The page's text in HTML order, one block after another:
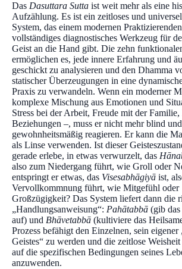
Das Dasuttara Sutta ist weit mehr als eine
Aufzählung. Es ist ein zeitloses und
System, das einem modernen
vollständiges diagnostisches Werkzeug für
Geist an die Hand gibt. Die zehn
ermöglichen es, jede innere Erfahrung und
geschickt zu analysieren und den Dhamma
statischer Überzeugungen in eine
Praxis zu verwandeln. Wenn ein moderner
komplexe Mischung aus Emotionen und
Stress bei der Arbeit, Freude mit der
Beziehungen –, muss er nicht mehr blind und
gewohnheitsmäßig reagieren. Er kann die
als Linse verwenden. Ist dieser
gerade erlebe, in etwas verwurzelt, das
also zum Niedergang führt, wie Groll oder
entspringt er etwas, das Visesabhāgiyā ist,
Vervollkommnung führt, wie Mitgefühl oder
Großzügigkeit? Das System liefert dann die
„Handlungsanweisung“: Pahātabbā (gib
auf) und Bhāvetabbā (kultiviere das
Prozess befähigt den Einzelnen, sein eigener
Geistes“ zu werden und die zeitlose
auf die spezifischen Bedingungen seines
anzuwenden.